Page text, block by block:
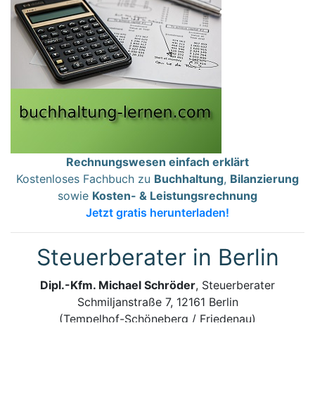
Rechnungswesen einfach erklärt
Kostenloses Fachbuch zu Buchhaltung, Bilanzierung
sowie Kosten- & Leistungsrechnung
Jetzt gratis herunterladen!
Steuerberater in Berlin
Dipl.-Kfm. Michael Schröder, Steuerberater
Schmiljanstraße 7, 12161 Berlin
(Tempelhof-Schöneberg / Friedenau)